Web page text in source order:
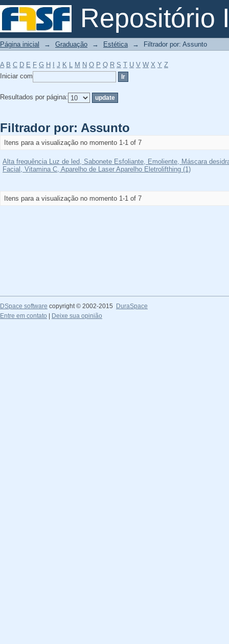
Repositório
Filtrador por: Assunto
Página inicial → Graduação → Estética → Filtrador por: Assunto
A B C D E F G H J K L M N O P Q R S T U V W X Y Z
Iniciar com
Resultados por página:
Filtrador por: Assunto
Itens para a visualização no momento 1-1 of 7
Alta frequência Luz de led, Sabonete Esfoliante, Emoliente, Máscara
Facial, Vitamina C, Aparelho de Laser Aparelho Eletrolifthing (1)
Itens para a visualização no momento 1-1 of 7
DSpace software copyright © 2002-2015
DuraSpace
Entre em contato
Deixe sua opinião